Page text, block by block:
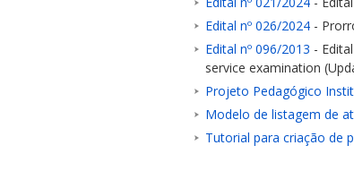
Edital nº 026/2024 -
Edital nº 096/2013 -
service examination
Projeto Pedagógico
Modelo de listagem de
Tutorial para criação de